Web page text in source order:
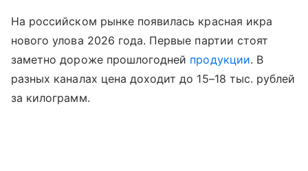
На российском рынке появилась красная икра
нового улова 2026 года. Первые партии стоят
заметно дороже прошлогодней продукции. В
разных каналах цена доходит до 15–18 тыс. рублей
за килограмм.